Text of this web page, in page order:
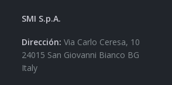
SMI S.p.A.
Dirección: Via Carlo Ceresa, 10
24015 San Giovanni Bianco BG
Italy